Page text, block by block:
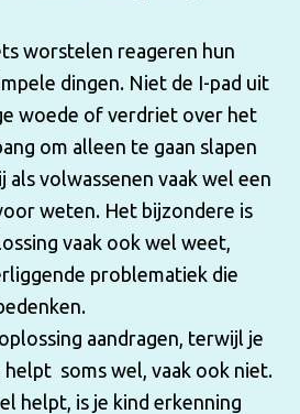
worstelen reageren hun
dingen. Niet de I-pad uit
woede of verdriet over het
om alleen te gaan slapen
als volwassenen vaak wel een
weten. Het bijzondere is
vaak ook wel weet,
problematiek die
aandragen, terwijl je
helpt soms wel, vaak ook niet.
helpt, is je kind erkenning